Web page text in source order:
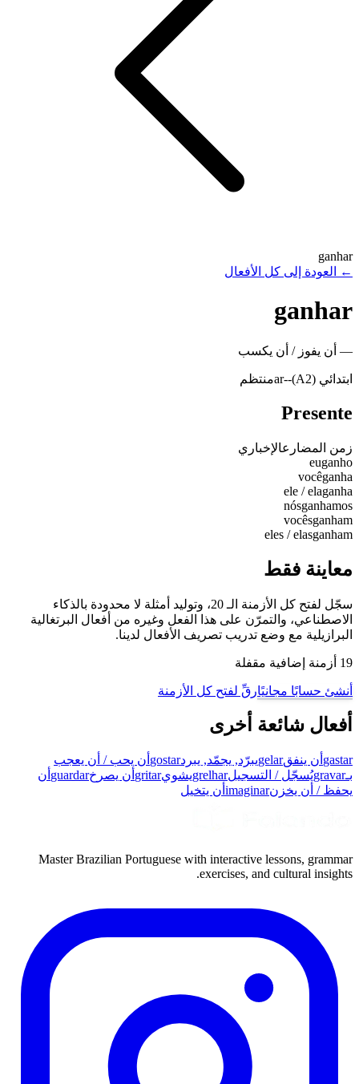
ganhar
←
العودة إلى كل الأفعال
ganhar
— أن يفوز / أن يكسب
ابتدائي (A2) -
-ar منتظم
Presente
زمن المضارعالإخباري
euganho
vocêganha
ele / elaganha
nósganhamos
vocêsganham
eles / elasganham
معاينة فقط
سجّل لفتح كل الأزمنة الـ 20، وتوليد أمثلة لا محدودة بالذكاء
الاصطناعي، والتمرّن على هذا الفعل وغيره من أفعال البرتغالية
البرازيلية مع وضع تدريب تصريف الأفعال لدينا.
19 أزمنة إضافية مقفلة
أنشئ حسابًا مجانيًارقِّ لفتح كل الأزمنة
أفعال شائعة أخرى
gastar أن ينفقgelarيبرّد, يجمّد, يبردgostar أن يحب / أن يعجب
بـgravarيُسجّل / التسجيلgrelharيشويgritar أن يصرخguardar أن
يحفظ / أن يخزنimaginar أن يتخيل
Master Brazilian Portuguese with interactive lessons, grammar
exercises, and cultural insights.